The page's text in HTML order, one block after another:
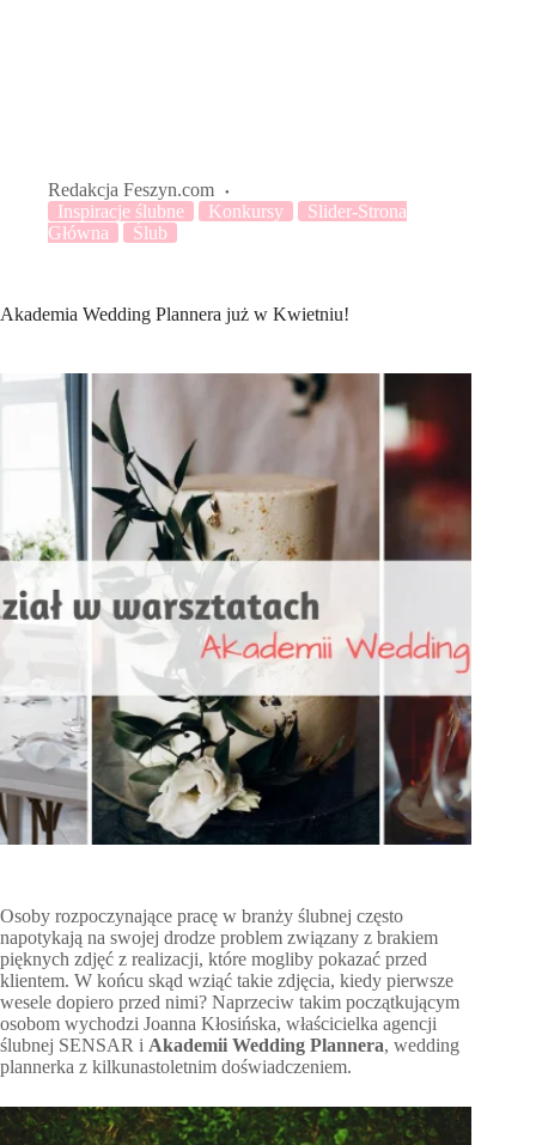
Redakcja Feszyn.com
Inspiracje ślubne
Konkursy
Slider-Strona
Główna
Ślub
Akademia Wedding Plannera już w Kwietniu!
Osoby rozpoczynające pracę w branży ślubnej często
napotykają na swojej drodze problem związany z brakiem
pięknych zdjęć z realizacji, które mogliby pokazać przed
klientem. W końcu skąd wziąć takie zdjęcia, kiedy pierwsze
wesele dopiero przed nimi? Naprzeciw takim początkującym
osobom wychodzi Joanna Kłosińska, właścicielka agencji
ślubnej SENSAR i Akademii Wedding Plannera, wedding
plannerka z kilkunastoletnim doświadczeniem.